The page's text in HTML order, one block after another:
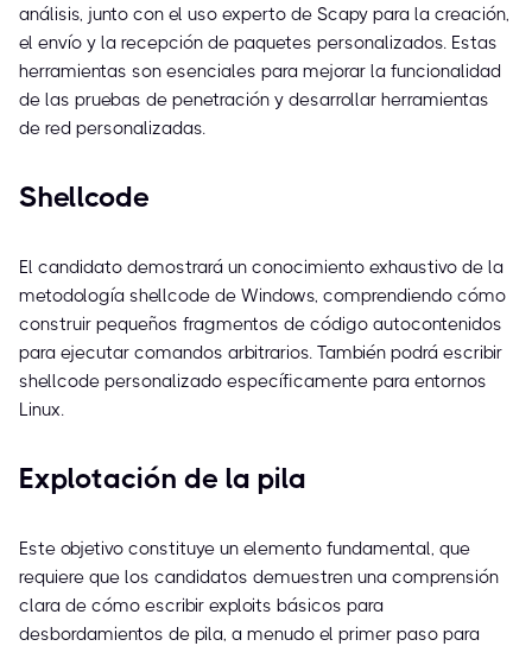
análisis, junto con el uso experto de Scapy para la creación,
el envío y la recepción de paquetes personalizados. Estas
herramientas son esenciales para mejorar la funcionalidad
de las pruebas de penetración y desarrollar herramientas
de red personalizadas.
Shellcode
El candidato demostrará un conocimiento exhaustivo de la
metodología shellcode de Windows, comprendiendo cómo
construir pequeños fragmentos de código autocontenidos
para ejecutar comandos arbitrarios. También podrá escribir
shellcode personalizado específicamente para entornos
Linux.
Explotación de la pila
Este objetivo constituye un elemento fundamental, que
requiere que los candidatos demuestren una comprensión
clara de cómo escribir exploits básicos para
desbordamientos de pila, a menudo el primer paso para